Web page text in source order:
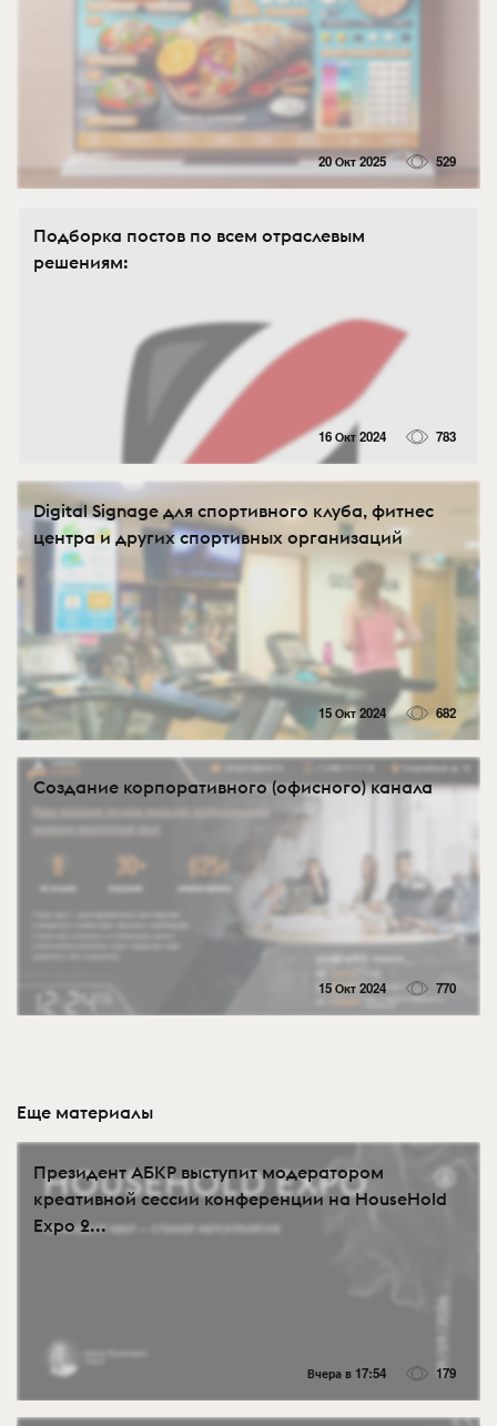
20 Окт 2025 529
Подборка постов по всем отраслевым
решениям:
16 Окт 2024 783
Digital Signage для спортивного клуба, фитнес
центра и других спортивных организаций
15 Окт 2024 682
Создание корпоративного (офисного) канала
15 Окт 2024 770
Еще материалы
Президент АБКР выступит модератором
креативной сессии конференции на HouseHold
Expo 2...
Вчера в 17:54 179